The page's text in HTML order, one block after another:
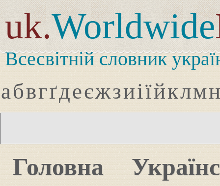
uk.Worldwide
Всесвітній словник
абвгґдеєжзиіїйклмн
Головна